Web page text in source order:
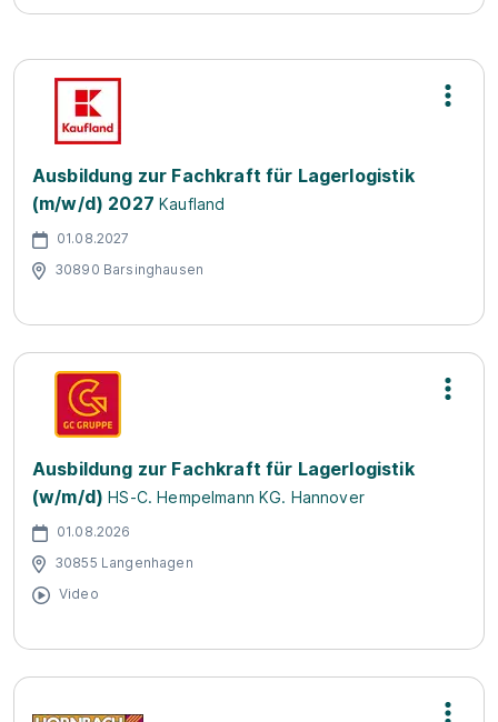
Ausbildung zur Fachkraft für Lagerlogistik
(m/w/d) 2027 Kaufland
01.08.2027
30890 Barsinghausen
Ausbildung zur Fachkraft für Lagerlogistik
(w/m/d) HS-C. Hempelmann KG. Hannover
01.08.2026
30855 Langenhagen
Video